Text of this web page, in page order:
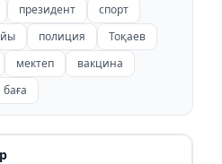
президент
спорт
полиция
Тоқаев
мектеп
вакцина
баға